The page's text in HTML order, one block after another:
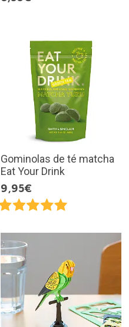
Gominolas de té matcha
Eat Your Drink
9,95€